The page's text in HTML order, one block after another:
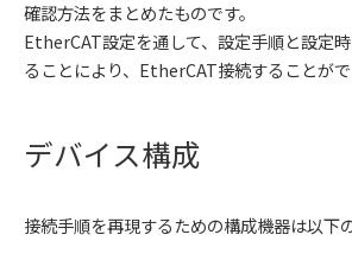
確認方法をまとめたものです。
EtherCAT設定を通して、設定手順と設定
ることにより、EtherCAT接続することがで
デバイス構成
接続手順を再現するための構成機器は以下